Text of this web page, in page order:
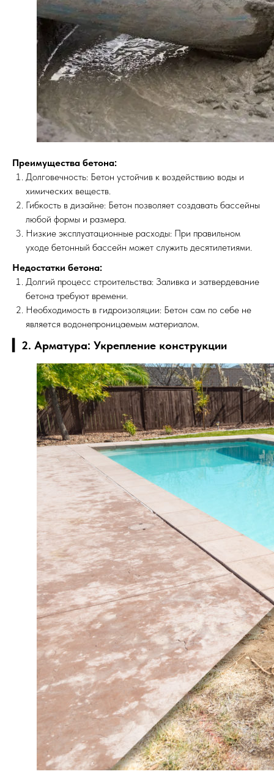
Преимущества бетона:
Долговечность: Бетон устойчив к воздействию воды и
химических веществ.
Гибкость в дизайне: Бетон позволяет создавать бассейны
любой формы и размера.
Низкие эксплуатационные расходы: При правильном
уходе бетонный бассейн может служить десятилетиями.
Недостатки бетона:
Долгий процесс строительства: Заливка и затвердевание
бетона требуют времени.
Необходимость в гидроизоляции: Бетон сам по себе не
является водонепроницаемым материалом.
▎2. Арматура: Укрепление конструкции